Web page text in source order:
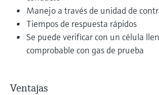
Manejo a través de unidad de
Tiempos de respuesta rápidos
Se puede verificar con un célula
comprobable con gas de prueba
Ventajas